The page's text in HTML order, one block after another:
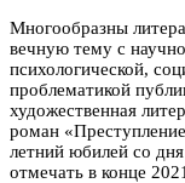
Многообразны
вечную тему с
психологической,
проблематикой
художественная
роман
летний юбилей со
отмечать в конце